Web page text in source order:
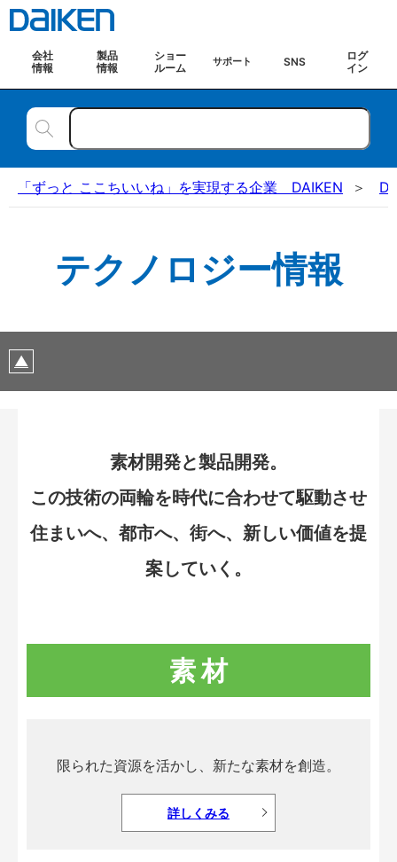
会社
情報
製品
情報
ショー
ルーム
サポート SNS
ログ
イン
「ずっと ここちいいね」を実現する企業 DAIKEN
テクノロジー情報
素材開発と製品開発。
この技術の両輪を時代に合わせて駆動させ
住まいへ、都市へ、街へ、新しい価値を提
案していく。
素 材
限られた資源を活かし、新たな素材を創造。
詳しくみる